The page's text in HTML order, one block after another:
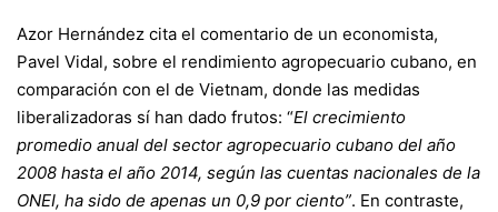
Azor Hernández cita el comentario de un economista,
Pavel Vidal, sobre el rendimiento agropecuario cubano, en
comparación con el de Vietnam, donde las medidas
liberalizadoras sí han dado frutos: “El crecimiento
promedio anual del sector agropecuario cubano del año
2008 hasta el año 2014, según las cuentas nacionales de la
ONEI, ha sido de apenas un 0,9 por ciento”. En contraste,